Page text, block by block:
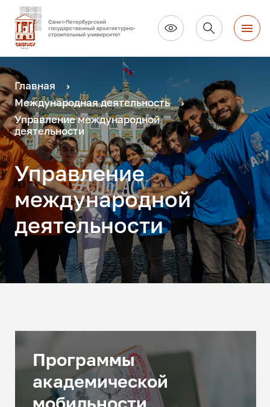
Главная
Международная деятельность
Управление международной
деятельности
Управление
международной
деятельности
Программы
академической
мобильности